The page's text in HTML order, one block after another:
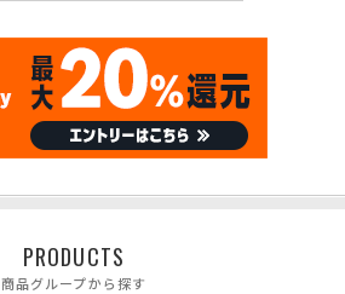
PRODUCTS
商品グループから探す